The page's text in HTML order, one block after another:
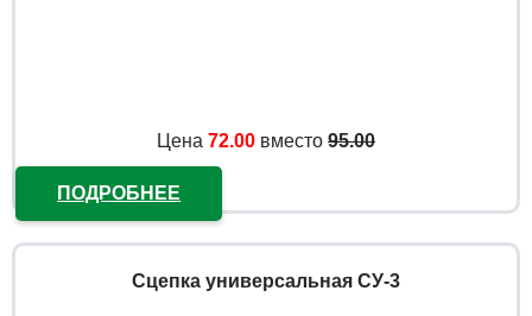
Цена 72.00 вместо 95.00
ПОДРОБНЕЕ
Сцепка универсальная СУ-3